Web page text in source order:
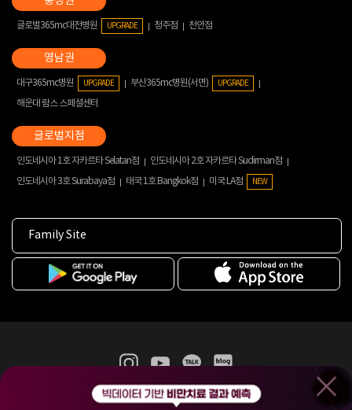
글로벌365mc대전병원 UPGRADE 청주점 천안점
대구365mc병원 UPGRADE 부산365mc병원(서면) UPGRADE
해운대 람스 스페셜센터
인도네시아 1호 자카르타 Selatan점
인도네시아 2호 자카르타 Sudirman점
인도네시아 3호 Surabaya점
태국 1호 Bangkok점 미국 LA점 NEW
Family Site
365mc 병·의원 이용약관
홈페이지 이용약관